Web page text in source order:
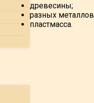
древесины;
разных
пластмасса.